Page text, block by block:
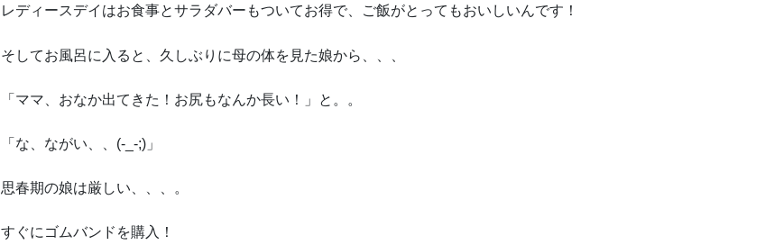
レディースデイはお食事とサラダバーもついてお得で、ご飯がとってもおいしいんです！
そしてお風呂に入ると、久しぶりに母の体を見た娘から、、、
「ママ、おなか出てきた！お尻もなんか長い！」と。。
「な、ながい、、(-_-;)」
思春期の娘は厳しい、、、。
すぐにゴムバンドを購入！